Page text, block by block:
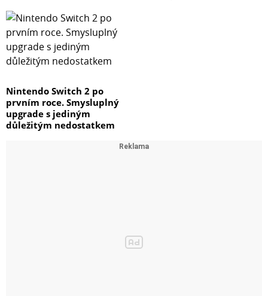
Nintendo Switch 2 po
prvním roce. Smysluplný
upgrade s jediným
důležitým nedostatkem